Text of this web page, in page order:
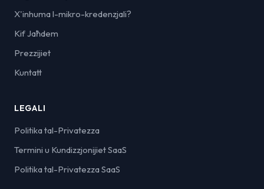
X'inhuma l-mikro-kredenzjali?
Kif Jaħdem
Prezzijiet
Kuntatt
LEGALI
Politika tal-Privatezza
Termini u Kundizzjonijiet SaaS
Politika tal-Privatezza SaaS